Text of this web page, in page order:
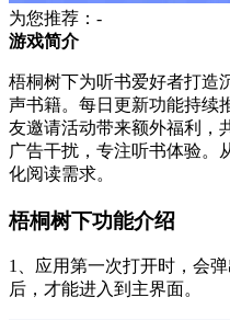
为您推荐：-
游戏简介
梧桐树下为听书爱好者打造
声书籍。每日更新功能持续
友邀请活动带来额外福利，
广告干扰，专注听书体验。
化阅读需求。
梧桐树下功能介绍
1、应用第一次打开时，会
后，才能进入到主界面。